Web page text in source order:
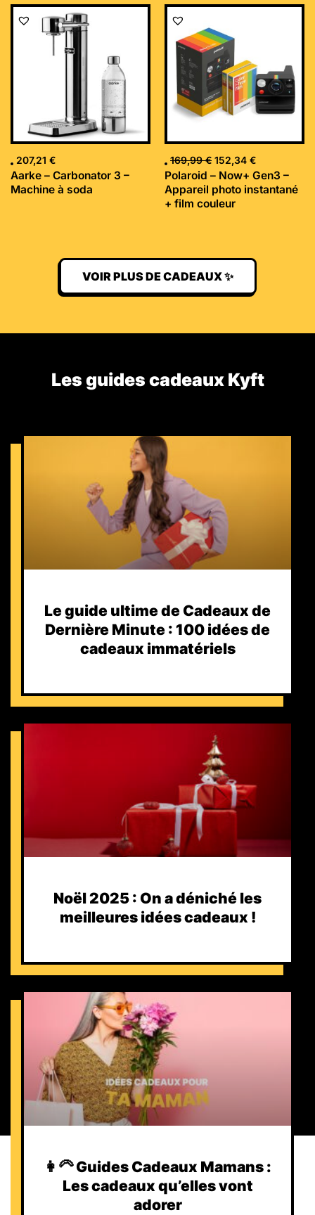
207,21 €
Aarke – Carbonator 3 –
Machine à soda
169,99€
Le
initial
était :
169,99 €.
152,34 €
Le
Polaroid – Now+ Gen3 –
Appareil photo instantané
+ film couleur
VOIR PLUS DE CADEAUX ✨
Les guides cadeaux Kyft​
Le guide ultime de Cadeaux de
Dernière Minute : 100 idées de
cadeaux immatériels
Noël 2025 : On a déniché les
meilleures idées cadeaux !
👩‍🦳 Guides Cadeaux Mamans :
Les cadeaux qu’elles vont
adorer